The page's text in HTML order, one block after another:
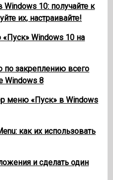
10: получайте к
их, настраивайте!
Windows 10 на
по закреплению всего
Windows 8
меню «Пуск» в Windows
как их использовать
и сделать один